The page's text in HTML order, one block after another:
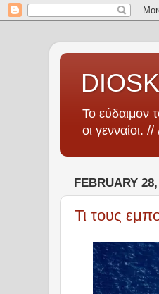
Το εύδαιμον
οι
FEBRUARY
Τι τους